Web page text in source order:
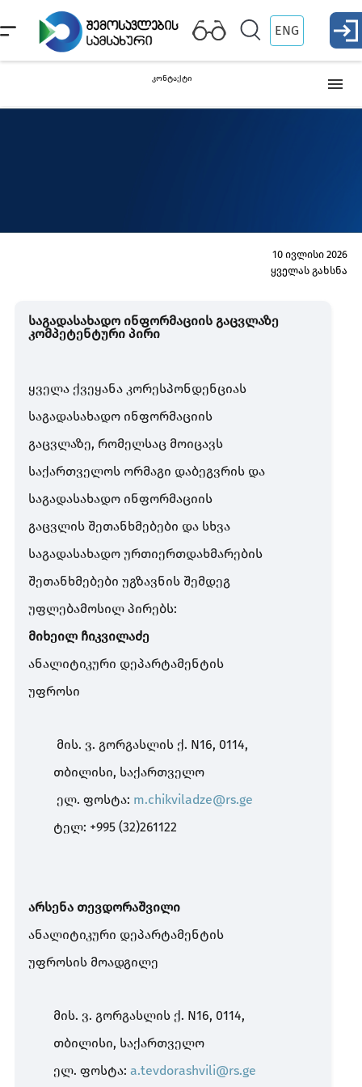
ENG
კონტაქტი
10 ივლისი 2026
ყველას გახსნა
საგადასახადო ინფორმაციის გაცვლაზე
კომპეტენტური პირი
ყველა ქვეყანა კორესპონდენციას
საგადასახადო ინფორმაციის
გაცვლაზე, რომელსაც მოიცავს
საქართველოს ორმაგი დაბეგვრის და
საგადასახადო ინფორმაციის
გაცვლის შეთანხმებები და სხვა
საგადასახადო ურთიერთდახმარების
შეთანხმებები უგზავნის შემდეგ
უფლებამოსილ პირებს:
მიხეილ ჩიკვილაძე
ანალიტიკური დეპარტამენტის
უფროსი
მის. ვ. გორგასლის ქ. N16, 0114,
თბილისი, საქართველო
ელ. ფოსტა: m.chikviladze@rs.ge
ტელ: +995 (32)261122
არსენა თევდორაშვილი
ანალიტიკური დეპარტამენტის
უფროსის მოადგილე
მის. ვ. გორგასლის ქ. N16, 0114,
თბილისი, საქართველო
ელ. ფოსტა:a.tevdorashvili@rs.ge